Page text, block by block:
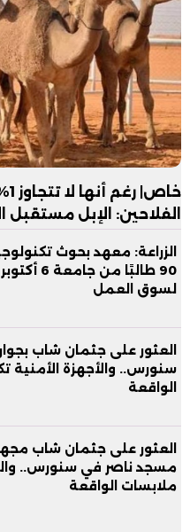
الفلاحين: الإبل
الزراعة: معهد بحوث
90 طالبًا من
لسوق العمل
العثور على جثمان شاب
سنورس.. والأجهزة
الواقعة
العثور على جثمان شاب
مسجد ناصر في سنورس..
ملابسات الواقعة